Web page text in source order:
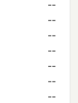
--
--
--
--
--
--
--